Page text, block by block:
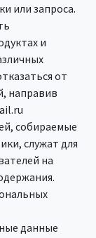
или запроса.
и
от
направив
собираемые
служат для
на
данные